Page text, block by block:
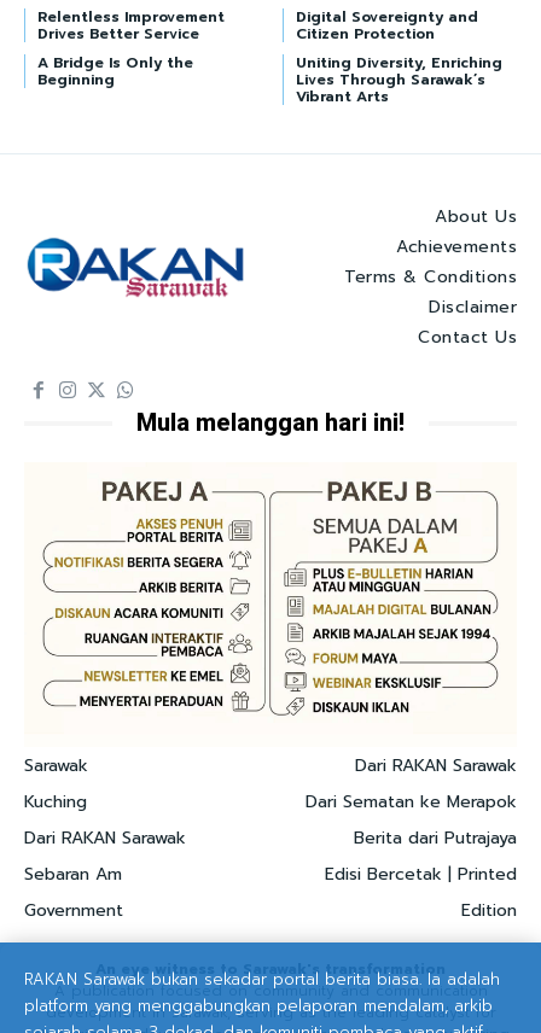
Relentless Improvement
Drives Better Service
Digital Sovereignty and
Citizen Protection
A Bridge Is Only the
Beginning
Uniting Diversity, Enriching
Lives Through Sarawak’s
Vibrant Arts
About Us
Achievements
Terms & Conditions
Disclaimer
Contact Us
Mula melanggan hari ini!
Sarawak
Kuching
Dari RAKAN Sarawak
Sebaran Am
Government
Dari RAKAN Sarawak
Dari Sematan ke Merapok
Berita dari Putrajaya
Edisi Bercetak | Printed
Edition
An eye witness to Sarawak's transformation
A publication focused on community and communication
development in Sarawak, serving as the leading catalyst for
RAKAN Sarawak bukan sekadar portal berita biasa. Ia adalah
platform yang menggabungkan pelaporan mendalam, arkib